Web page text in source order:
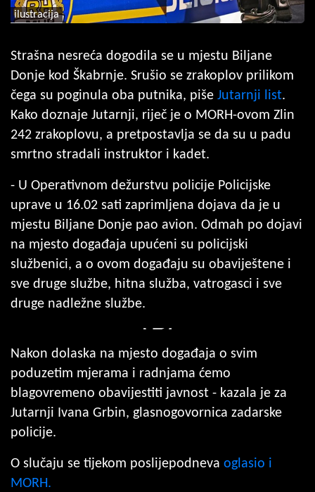
ilustracija
Strašna nesreća dogodila se u mjestu Biljane
Donje kod Škabrnje. Srušio se zrakoplov prilikom
čega su poginula oba putnika, piše Jutarnji list.
Kako doznaje Jutarnji, riječ je o MORH-ovom Zlin
242 zrakoplovu, a pretpostavlja se da su u padu
smrtno stradali instruktor i kadet.
- U Operativnom dežurstvu policije Policijske
uprave u 16.02 sati zaprimljena dojava da je u
mjestu Biljane Donje pao avion. Odmah po dojavi
na mjesto događaja upućeni su policijski
službenici, a o ovom događaju su obaviještene i
sve druge službe, hitna služba, vatrogasci i sve
druge nadležne službe.
Nakon dolaska na mjesto događaja o svim
poduzetim mjerama i radnjama ćemo
blagovremeno obavijestiti javnost - kazala je za
Jutarnji Ivana Grbin, glasnogovornica zadarske
policije.
O slučaju se tijekom poslijepodneva oglasio i
MORH.